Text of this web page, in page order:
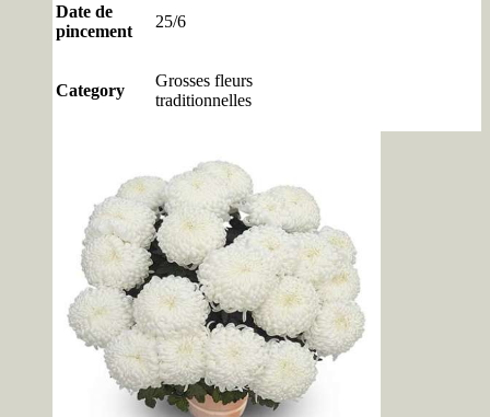
Date de
pincement
25/6
Category
Grosses fleurs
traditionnelles